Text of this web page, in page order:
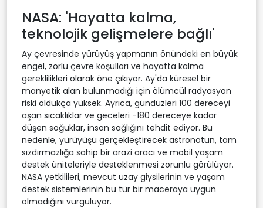
NASA: 'Hayatta kalma,
teknolojik gelişmelere bağlı'
Ay çevresinde yürüyüş yapmanın önündeki en büyük
engel, zorlu çevre koşulları ve hayatta kalma
gereklilikleri olarak öne çıkıyor. Ay'da küresel bir
manyetik alan bulunmadığı için ölümcül radyasyon
riski oldukça yüksek. Ayrıca, gündüzleri 100 dereceyi
aşan sıcaklıklar ve geceleri -180 dereceye kadar
düşen soğuklar, insan sağlığını tehdit ediyor. Bu
nedenle, yürüyüşü gerçekleştirecek astronotun, tam
sızdırmazlığa sahip bir arazi aracı ve mobil yaşam
destek üniteleriyle desteklenmesi zorunlu görülüyor.
NASA yetkilileri, mevcut uzay giysilerinin ve yaşam
destek sistemlerinin bu tür bir maceraya uygun
olmadığını vurguluyor.